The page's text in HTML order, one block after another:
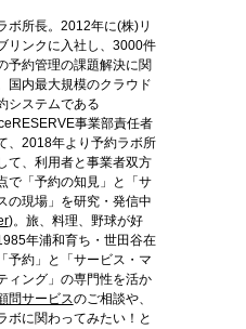
ボ所長。2012年に(株)リ
リンクに入社し、3000件
予約管理の課題解決に関
国内最大規模のクラウド
システムである
事業部責任者
、2018年より予約ラボ所
て、利用者と事業者双方
で「予約の知見」と「サ
の現場」を研究・発信中
)。旅、料理、野球が好
年浦和育ち・世田谷在
予約」と「サービス・マ
ィング」の専門性を活か
問サービスのご相談や、
ボに関わってみたい！と